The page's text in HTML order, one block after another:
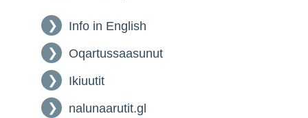
Info in English
Oqartussaasunut
Ikiuutit
nalunaarutit.gl